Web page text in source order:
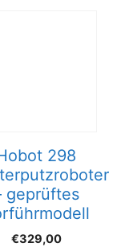
298
geprüftes
€329,00